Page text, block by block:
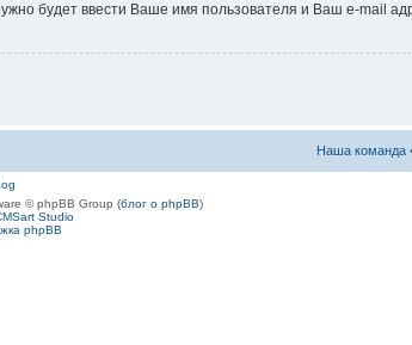
будет ввести Ваше имя пользователя и Ваш e-mail
Наша команда
© phpBB Group (блог о phpBB)
Studio
phpBB